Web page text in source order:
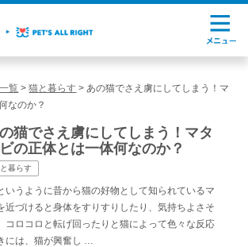
覧 >猫と暮らす >あの猫でさえ虜にしてしまう！マ
なのか？
猫でさえ虜にしてしまう！マタ
の正体とは一体何なのか？
暮らす
いうように昔から猫の好物として知られているマ
近づけると身体をすりすりしたり、気持ちよさそ
コロコロと転げ回ったりと猫によって色々な反応
には、猫が興奮し …